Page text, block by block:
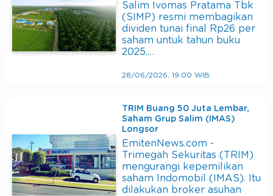
Salim Ivomas Pratama Tbk
(SIMP) resmi membagikan
dividen tunai final Rp26 per
saham untuk tahun buku
2025.…
28/06/2026, 19:00 WIB
TRIM Buang 50 Juta Lembar,
Saham Grup Salim (IMAS)
Longsor
EmitenNews.com -
Trimegah Sekuritas (TRIM)
mengurangi kepemilikan
saham Indomobil (IMAS). Itu
dilakukan broker asuhan